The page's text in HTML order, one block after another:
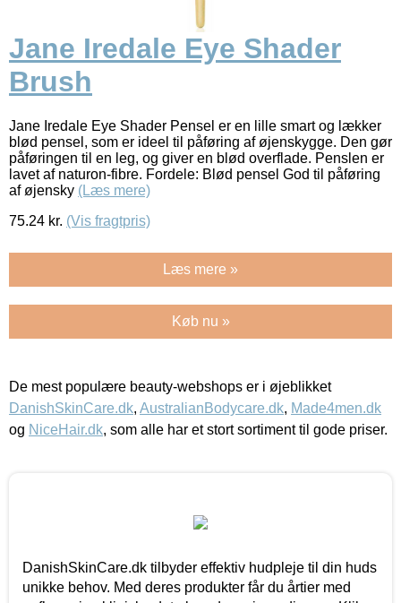
Jane Iredale Eye Shader
Brush
Jane Iredale Eye Shader Pensel er en lille smart og lækker
blød pensel, som er ideel til påføring af øjenskygge. Den gør
påføringen til en leg, og giver en blød overflade. Penslen er
lavet af naturon-fibre. Fordele: Blød pensel God til påføring
af øjensky (Læs mere)
75.24 kr. (Vis fragtpris)
Læs mere »
Køb nu »
De mest populære beauty-webshops er i øjeblikket
DanishSkinCare.dk, AustralianBodycare.dk, Made4men.dk
og NiceHair.dk, som alle har et stort sortiment til gode priser.
DanishSkinCare.dk tilbyder effektiv hudpleje til din huds
unikke behov. Med deres produkter får du årtier med